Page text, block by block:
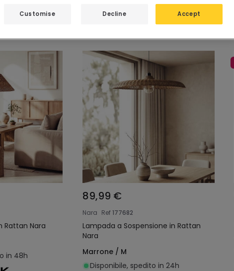
Rattan Nara
in 48h
89,99 €
Nara Ref177682
Lampada a Sospensione in Rattan
Nara
Marrone / M
Disponibile, spedito in 24h
Decline Accept
Customise